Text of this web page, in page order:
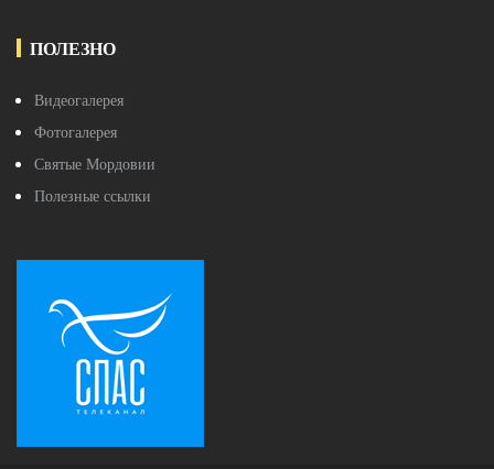
ПОЛЕЗНО
Видеогалерея
Фотогалерея
Святые Мордовии
Полезные ссылки